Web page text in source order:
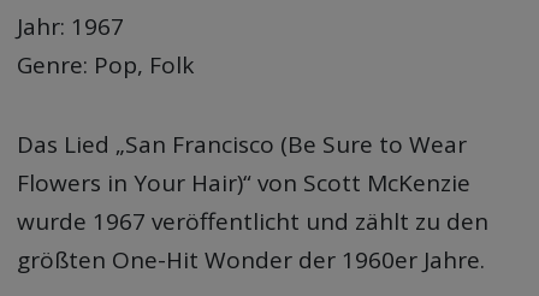
Jahr: 1967
Genre: Pop, Folk
Das Lied „San Francisco (Be Sure to Wear
Flowers in Your Hair)“ von Scott McKenzie
wurde 1967 veröffentlicht und zählt zu den
größten One-Hit Wonder der 1960er Jahre.